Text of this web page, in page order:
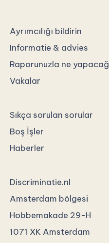
Ayrımcılığı bildirin
Informatie & advies
Raporunuzla ne
Vakalar
Sıkça sorulan sorular
Boş İşler
Haberler
Discriminatie.nl
Amsterdam bölgesi
Hobbemakade 29-H
1071 XK Amsterdam